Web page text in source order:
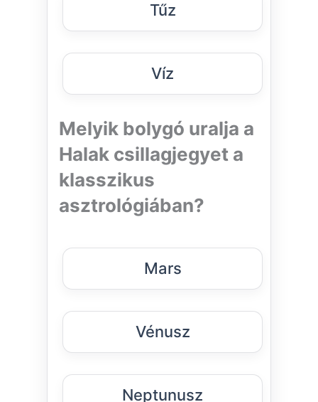
Tűz
Víz
Melyik bolygó uralja a
Halak csillagjegyet a
klasszikus
asztrológiában?
Mars
Vénusz
Neptunusz